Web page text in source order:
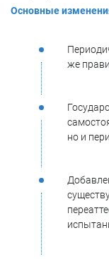
Основные
же
но и